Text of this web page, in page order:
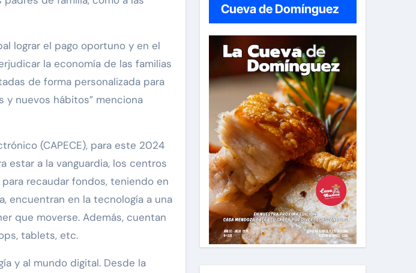
lograr el pago oportuno y en el
la economía de las familias
de forma personalizada para
y nuevos hábitos” menciona
(CAPECE), para este 2024
estar a la vanguardia, los centros
recaudar fondos, teniendo en
encuentran en la tecnología a una
que moverse. Además, cuentan
tablets, etc.
y al mundo digital. Desde la
Cueva de Domínguez